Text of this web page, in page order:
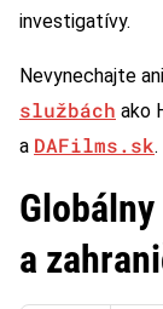
investigatívy.
Nevynechajte
službách ako
a DAFilms.sk.
a